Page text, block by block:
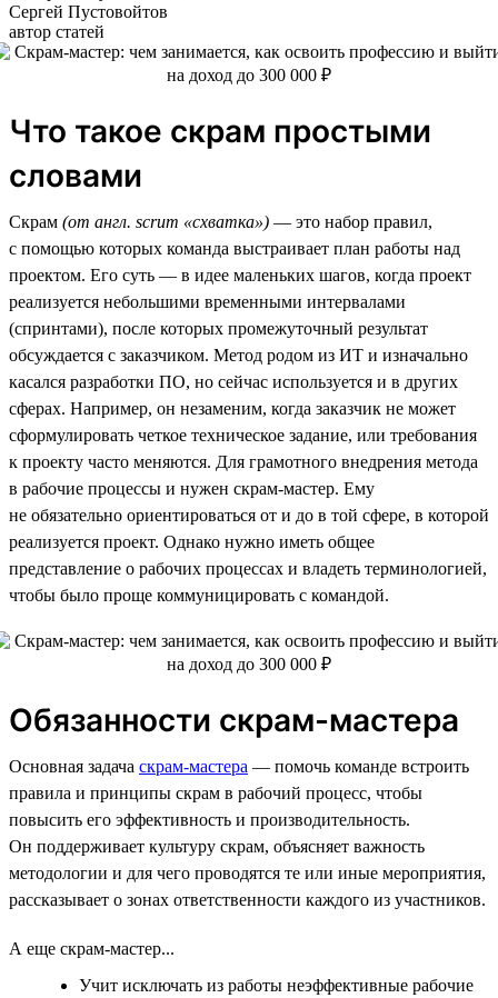
Сергей Пустовойтов
автор статей
Что такое скрам простыми
словами
Скрам (от англ. scrum «схватка») — это набор правил,
с помощью которых команда выстраивает план работы над
проектом. Его суть — в идее маленьких шагов, когда проект
реализуется небольшими временными интервалами
(спринтами), после которых промежуточный результат
обсуждается с заказчиком. Метод родом из ИТ и изначально
касался разработки ПО, но сейчас используется и в других
сферах. Например, он незаменим, когда заказчик не может
сформулировать четкое техническое задание, или требования
к проекту часто меняются. Для грамотного внедрения метода
в рабочие процессы и нужен скрам-мастер. Ему
не обязательно ориентироваться от и до в той сфере, в которой
реализуется проект. Однако нужно иметь общее
представление о рабочих процессах и владеть терминологией,
чтобы было проще коммуницировать с командой.
Обязанности скрам-мастера
Основная задача скрам-мастера — помочь команде встроить
правила и принципы скрам в рабочий процесс, чтобы
повысить его эффективность и производительность.
Он поддерживает культуру скрам, объясняет важность
методологии и для чего проводятся те или иные мероприятия,
рассказывает о зонах ответственности каждого из участников.
А еще скрам-мастер...
Учит исключать из работы неэффективные рабочие